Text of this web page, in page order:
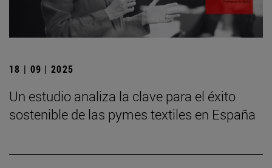
18 | 09 | 2025
Un estudio analiza la clave para el éxito
sostenible de las pymes textiles en España